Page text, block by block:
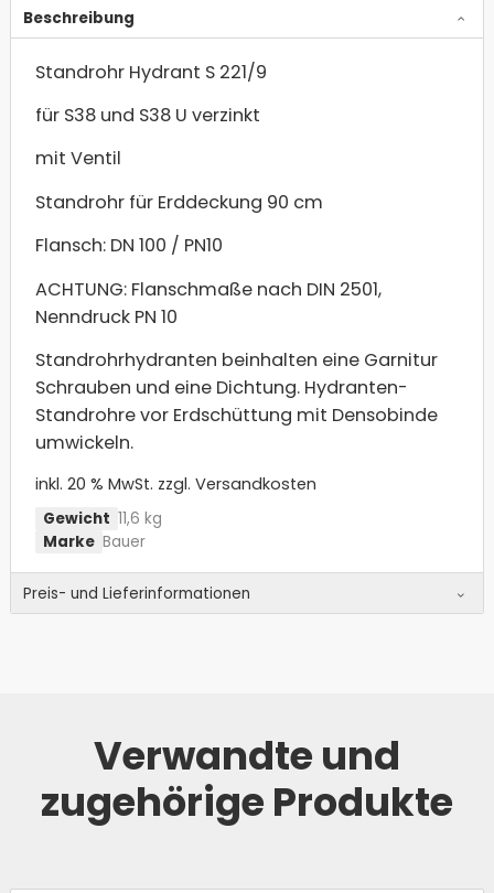
Beschreibung
Standrohr Hydrant S 221/9
für S38 und S38 U verzinkt
mit Ventil
Standrohr für Erddeckung 90 cm
Flansch: DN 100 / PN10
ACHTUNG: Flanschmaße nach DIN 2501,
Nenndruck PN 10
Standrohrhydranten beinhalten eine Garnitur
Schrauben und eine Dichtung. Hydranten-
Standrohre vor Erdschüttung mit Densobinde
umwickeln.
inkl. 20 % MwSt. zzgl. Versandkosten
11,6 kg
Gewicht
Bauer
Marke
Preis- und Lieferinformationen
Verwandte und
zugehörige Produkte